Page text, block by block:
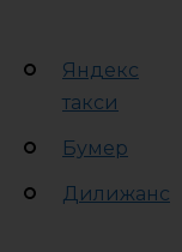
Яндекс
такси
Бумер
Дилижанс